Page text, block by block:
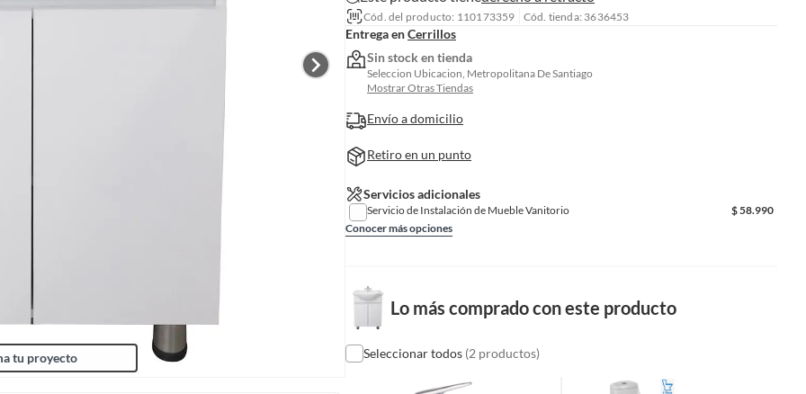
tu proyecto
Cód. del producto: 110173359 Cód. tienda: 3636453
Entrega enCerrillos
Sin stock en tienda
Seleccion Ubicacion, Metropolitana De Santiago
Mostrar Otras Tiendas
Envío a domicilio
Retiro en un punto
Servicios adicionales
Servicio de Instalación de Mueble Vanitorio $58.990
Conocer más opciones
Lo más comprado con este producto
Seleccionar todos (2 productos)